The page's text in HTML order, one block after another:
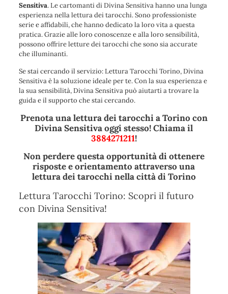
Sensitiva. Le cartomanti di Divina Sensitiva hanno una lunga
esperienza nella lettura dei tarocchi. Sono professioniste
serie e affidabili, che hanno dedicato la loro vita a questa
pratica. Grazie alle loro conoscenze e alla loro sensibilità,
possono offrire letture dei tarocchi che sono sia accurate
che illuminanti.
Se stai cercando il servizio: Lettura Tarocchi Torino, Divina
Sensitiva è la soluzione ideale per te. Con la sua esperienza e
la sua sensibilità, Divina Sensitiva può aiutarti a trovare la
guida e il supporto che stai cercando.
Prenota una lettura dei tarocchi a Torino con
Divina Sensitiva oggi stesso! Chiama il
3884271211!
Non perdere questa opportunità di ottenere
risposte e orientamento attraverso una
lettura dei tarocchi nella città di Torino
Lettura Tarocchi Torino: Scopri il futuro
con Divina Sensitiva!